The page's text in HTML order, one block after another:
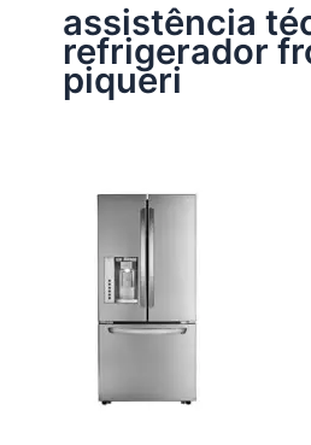
assistência
refrigerador
piqueri